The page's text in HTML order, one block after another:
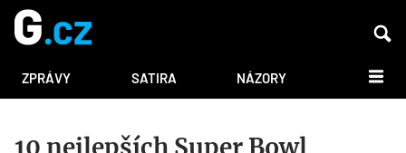
ZPRÁVY SATIRA NÁZORY DALŠÍ